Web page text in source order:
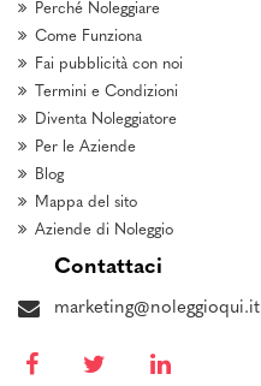
Perché Noleggiare
Come Funziona
Fai pubblicità con noi
Termini e Condizioni
Diventa Noleggiatore
Per le Aziende
Blog
Mappa del sito
Aziende di Noleggio
Contattaci
marketing@noleggioqui.it